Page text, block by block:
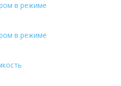
в режиме
в режиме